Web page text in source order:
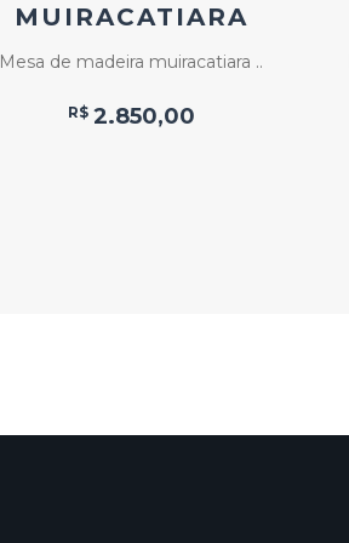
MUIRACATIARA
Mesa de madeira muiracatiara ..
R$ 2.850,00